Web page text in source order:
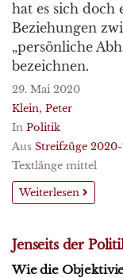
hat es sich doch
Beziehungen
„persönliche
bezeichnen.
29. Mai 2020
Klein, Peter
In Politik
Aus Streifzüge 2020-
Textlänge mittel
Weiterlesen
Jenseits der
Wie die